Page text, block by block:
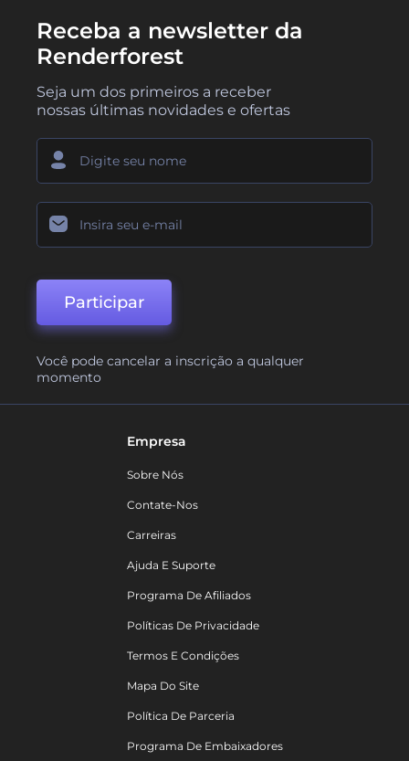
Receba a newsletter da
Renderforest
Seja um dos primeiros a receber
nossas últimas novidades e ofertas
Participar
Você pode cancelar a inscrição a qualquer
momento
Empresa
Sobre Nós
Contate-Nos
Carreiras
Ajuda E Suporte
Programa De Afiliados
Políticas De Privacidade
Termos E Condições
Mapa Do Site
Política De Parceria
Programa De Embaixadores